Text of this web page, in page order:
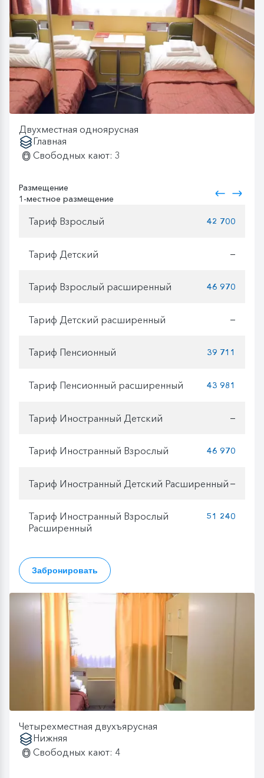
Двухместная одноярусная
Главная
Свободных кают: 3
Размещение
1-местное размещение
Тариф Взрослый 42 700
Тариф Детский —
Тариф Взрослый расширенный 46 970
Тариф Детский расширенный —
Тариф Пенсионный 39 711
Тариф Пенсионный расширенный 43 981
Тариф Иностранный Детский —
Тариф Иностранный Взрослый 46 970
Тариф Иностранный Детский Расширенный —
Тариф Иностранный Взрослый
Расширенный
51 240
Забронировать
Четырехместная двухъярусная
Нижняя
Свободных кают: 4